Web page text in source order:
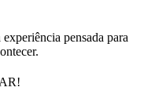
pensada para